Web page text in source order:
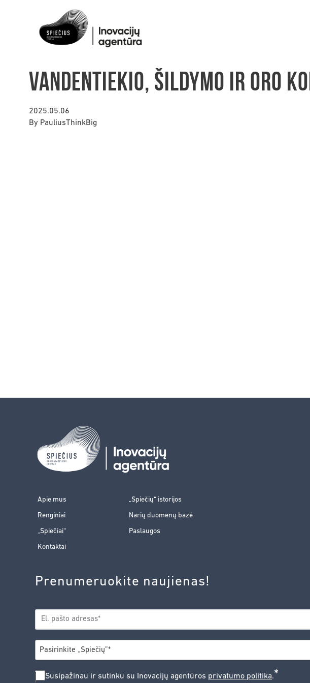
Vandentiekio, šildymo ir oro
2025.05.06
By PauliusThinkBig
Apie mus „Spiečių“ istorijos
Renginiai Narių duomenų bazė
„Spiečiai“ Paslaugos
Kontaktai
Prenumeruokite naujienas!
EL.
PAŠTAS*
MIESTAS*
Pasirinkite „Spiečių”*
SUSIPAŽINAU
Susipažinau ir sutinku su Inovacijų agentūros privatumo politika.*